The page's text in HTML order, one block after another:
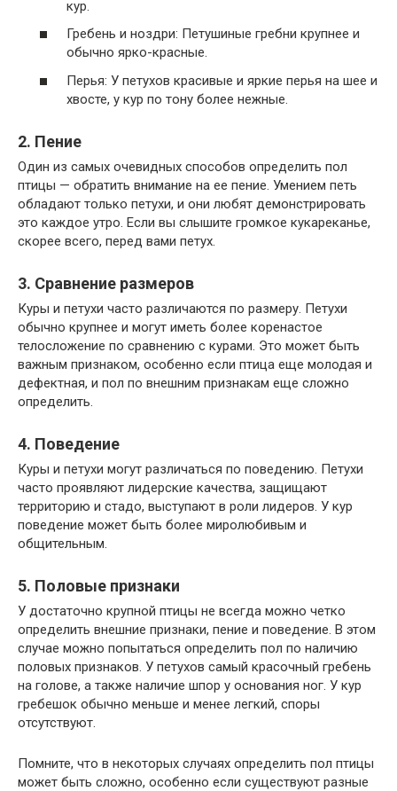
кур.
Гребень и ноздри: Петушиные гребни крупнее и
обычно ярко-красные.
Перья: У петухов красивые и яркие перья на шее и
хвосте, у кур по тону более нежные.
2. Пение
Один из самых очевидных способов определить пол
птицы — обратить внимание на ее пение. Умением петь
обладают только петухи, и они любят демонстрировать
это каждое утро. Если вы слышите громкое кукареканье,
скорее всего, перед вами петух.
3. Сравнение размеров
Куры и петухи часто различаются по размеру. Петухи
обычно крупнее и могут иметь более коренастое
телосложение по сравнению с курами. Это может быть
важным признаком, особенно если птица еще молодая и
дефектная, и пол по внешним признакам еще сложно
определить.
4. Поведение
Куры и петухи могут различаться по поведению. Петухи
часто проявляют лидерские качества, защищают
территорию и стадо, выступают в роли лидеров. У кур
поведение может быть более миролюбивым и
общительным.
5. Половые признаки
У достаточно крупной птицы не всегда можно четко
определить внешние признаки, пение и поведение. В этом
случае можно попытаться определить пол по наличию
половых признаков. У петухов самый красочный гребень
на голове, а также наличие шпор у основания ног. У кур
гребешок обычно меньше и менее легкий, споры
отсутствуют.
Помните, что в некоторых случаях определить пол птицы
может быть сложно, особенно если существуют разные